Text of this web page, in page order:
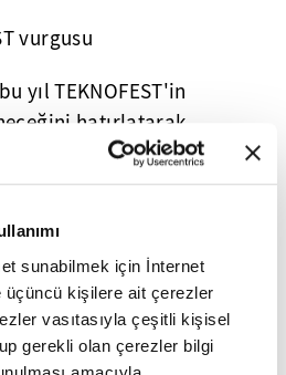
sunabilmek için İnternet
kişilere ait çerezler
vasıtasıyla çeşitli kişisel
gerekli olan çerezler bilgi
vurgusu
yıl TEKNOFEST'in
hatırlatarak,
yönelik proje ve
vermek istediklerini
önemli bir farkındalık
"Şanlıurfa
farkındalık oluşturma
vuracağız. Biz 40 bin genç